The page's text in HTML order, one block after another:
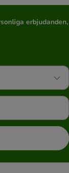
erbjudanden,